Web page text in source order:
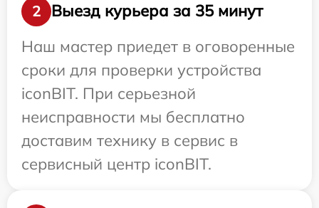
2
Выезд курьера за 35 минут
Наш мастер приедет в оговоренные
сроки для проверки устройства
iconBIT. При серьезной
неисправности мы бесплатно
доставим технику в сервис в
сервисный центр iconBIT.